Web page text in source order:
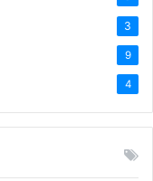
3
9
4